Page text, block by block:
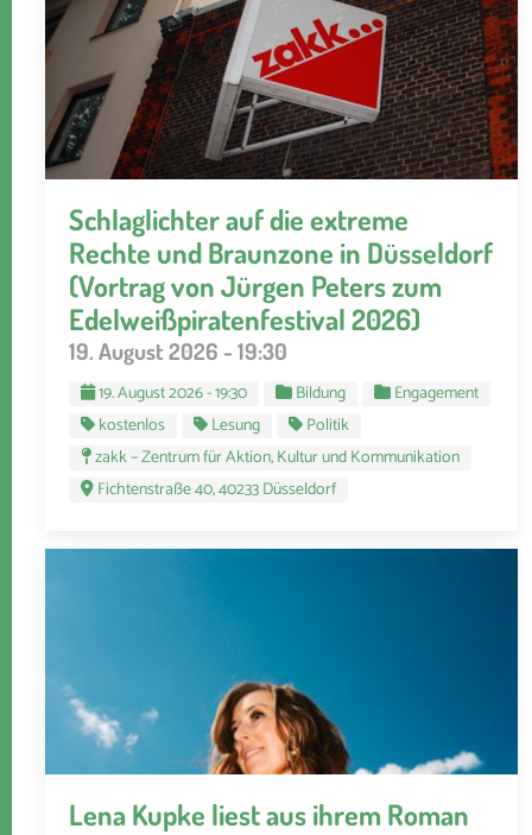
Schlaglichter auf die extreme
Rechte und Braunzone in Düsseldorf
(Vortrag von Jürgen Peters zum
Edelweißpiratenfestival 2026)
19. August 2026 - 19:30
19. August 2026 - 19:30 Bildung
Engagement
kostenlos
Lesung
Politik
zakk – Zentrum für Aktion, Kultur und Kommunikation
Fichtenstraße 40, 40233 Düsseldorf
Lena Kupke liest aus ihrem Roman